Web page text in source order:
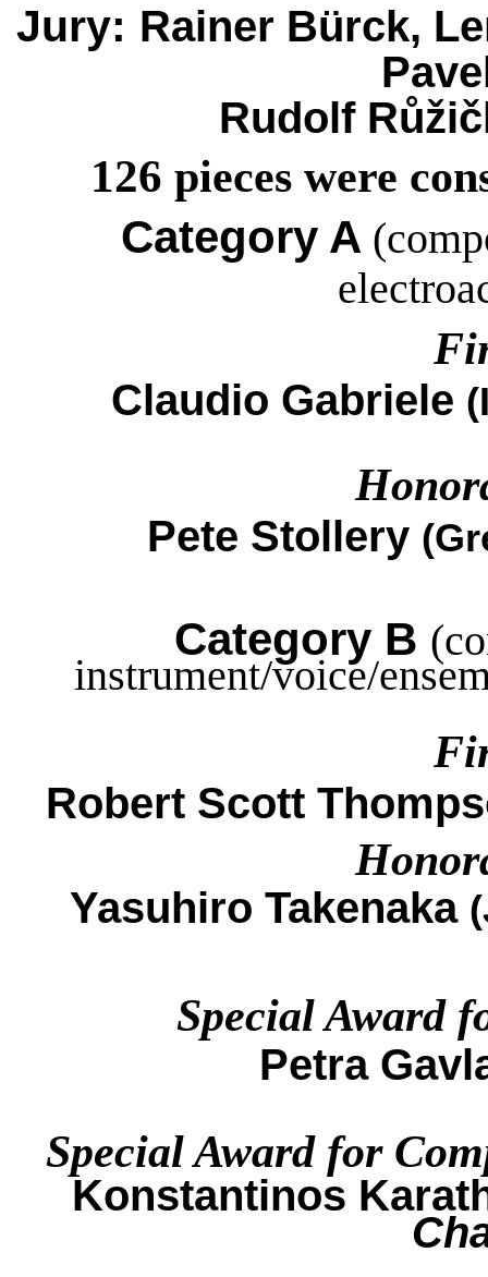
Jury: Rainer Bürck,
Rudolf
126 pieces were
Category A
Claudio Gabriele (
Pete Stollery (
Category B
instrument/voice/
Robert Scott
Yasuhiro Takenaka (
Special Award
Petra
Special Award for
Konstantinos